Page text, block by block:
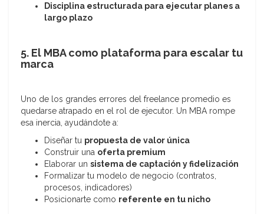
Disciplina estructurada para ejecutar planes a
largo plazo
5. El MBA como plataforma para escalar tu
marca
Uno de los grandes errores del freelance promedio es
quedarse atrapado en el rol de ejecutor. Un MBA rompe
esa inercia, ayudándote a:
Diseñar tu propuesta de valor única
Construir una oferta premium
Elaborar un sistema de captación y fidelización
Formalizar tu modelo de negocio (contratos,
procesos, indicadores)
Posicionarte como referente en tu nicho